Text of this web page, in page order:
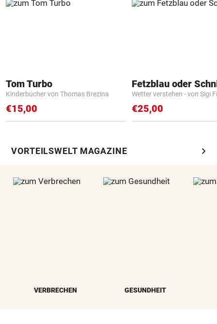
Tom Turbo
Kinderbücher von Thomas Brezina
€15,00
Fetzblau oder
Wetter verstehen - von Sigi
€25,00
VORTEILSWELT MAGAZINE chevron_right
VERBRECHEN GESUNDHEIT